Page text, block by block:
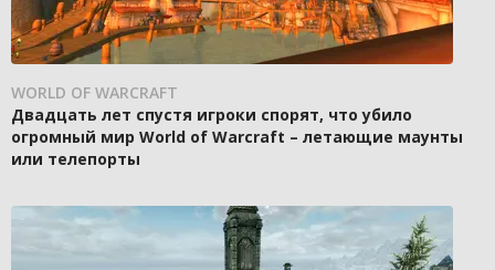
WORLD OF WARCRAFT
Двадцать лет спустя игроки спорят, что убило
огромный мир World of Warcraft – летающие маунты
или телепорты